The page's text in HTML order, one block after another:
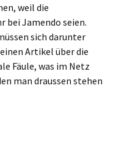
weil die
bei Jamendo seien.
sich darunter
Artikel über die
Fäule, was im Netz
man draussen stehen
ist